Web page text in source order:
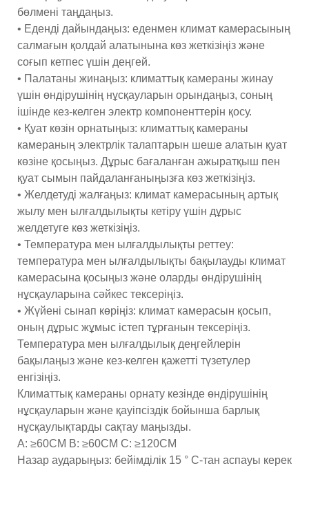
бөлмені таңдаңыз.
• Еденді дайындаңыз: еденмен климат камерасының
салмағын қолдай алатынына көз жеткізіңіз және
соғып кетпес үшін деңгей.
• Палатаны жинаңыз: климаттық камераны жинау
үшін өндірушінің нұсқауларын орындаңыз, соның
ішінде кез-келген электр компоненттерін қосу.
• Қуат көзін орнатыңыз: климаттық камераны
камераның электрлік талаптарын шеше алатын қуат
көзіне қосыңыз. Дұрыс бағаланған ажыратқыш пен
қуат сымын пайдаланғаныңызға көз жеткізіңіз.
• Желдетуді жалғаңыз: климат камерасының артық
жылу мен ылғалдылықты кетіру үшін дұрыс
желдетуге көз жеткізіңіз.
• Температура мен ылғалдылықты реттеу:
температура мен ылғалдылықты бақылауды климат
камерасына қосыңыз және оларды өндірушінің
нұсқауларына сәйкес тексеріңіз.
• Жүйені сынап көріңіз: климат камерасын қосып,
оның дұрыс жұмыс істеп тұрғанын тексеріңіз.
Температура мен ылғалдылық деңгейлерін
бақылаңыз және кез-келген қажетті түзетулер
енгізіңіз.
Климаттық камераны орнату кезінде өндірушінің
нұсқауларын және қауіпсіздік бойынша барлық
нұсқаулықтарды сақтау маңызды.
A: ≥60CM В: ≥60CM C: ≥120CM
Назар аударыңыз: бейімділік 15 ° C-тан аспауы керек